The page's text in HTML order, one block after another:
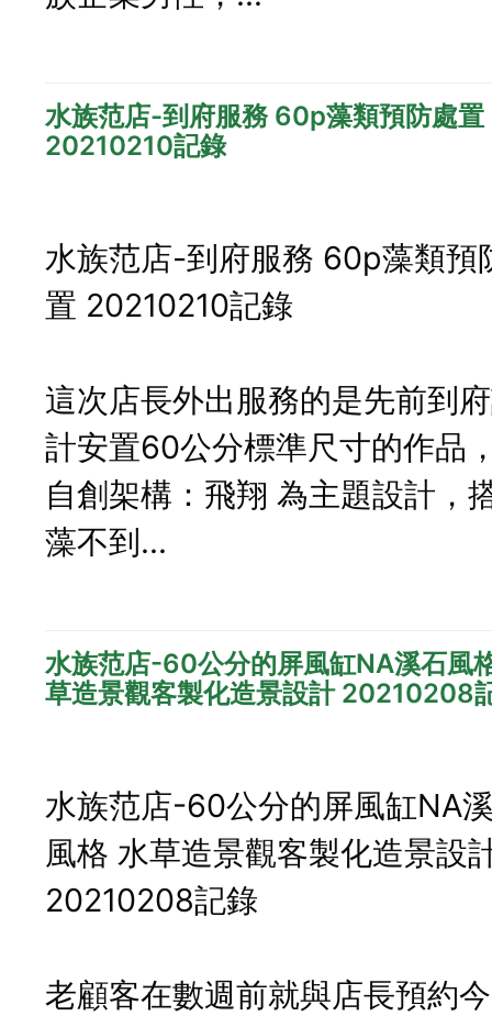
水族范店-到府服務 60p藻類預防處置
20210210記錄
水族范店-到府服務 60p藻類預
置 20210210記錄
這次店長外出服務的是先前到
計安置60公分標準尺寸的作品
自創架構：飛翔 為主題設計，
藻不到...
水族范店-60公分的屏風缸NA溪石風
草造景觀客製化造景設計 20210208
水族范店-60公分的屏風缸NA
風格 水草造景觀客製化造景設
20210208記錄
老顧客在數週前就與店長預約